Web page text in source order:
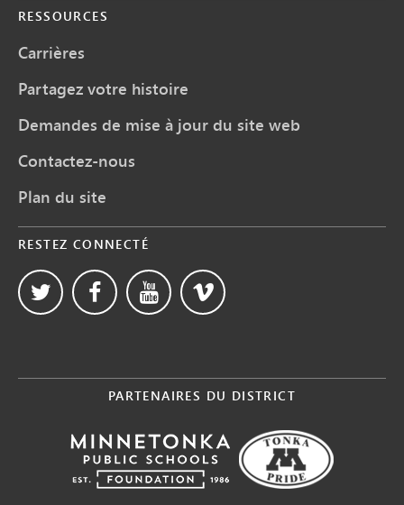
RESSOURCES
Carrières
Partagez votre histoire
Demandes de mise à jour du site web
Contactez-nous
Plan du site
RESTEZ CONNECTÉ
PARTENAIRES DU DISTRICT